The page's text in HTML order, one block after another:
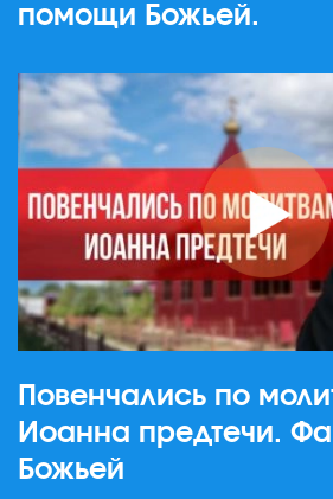
помощи Божьей.
Повенчались по
Иоанна предтечи.
Божьей